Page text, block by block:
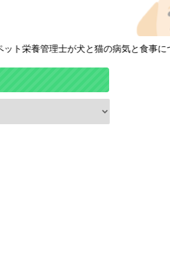
栄養管理士が犬と猫の病気と食事につい